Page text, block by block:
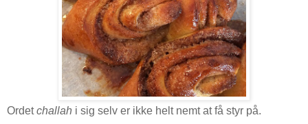
Ordetchallah i sig selv er ikke helt nemt at få styr på.